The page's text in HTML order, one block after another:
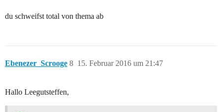
du schweifst total von thema ab
Ebenezer_Scrooge 15. Februar 2016 um 21:47
8
Hallo Leegutsteffen,